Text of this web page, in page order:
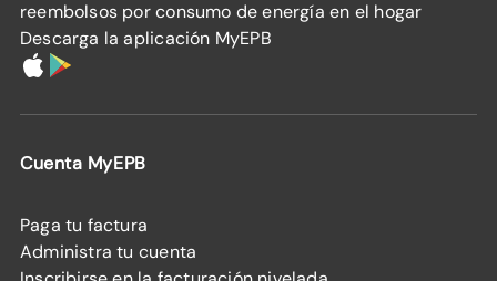
reembolsos por consumo de energía en el hogar
Descarga la aplicación MyEPB
Cuenta MyEPB
Paga tu factura
Administra tu cuenta